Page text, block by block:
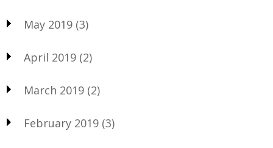
May 2019 (3)
April 2019 (2)
March 2019 (2)
February 2019 (3)